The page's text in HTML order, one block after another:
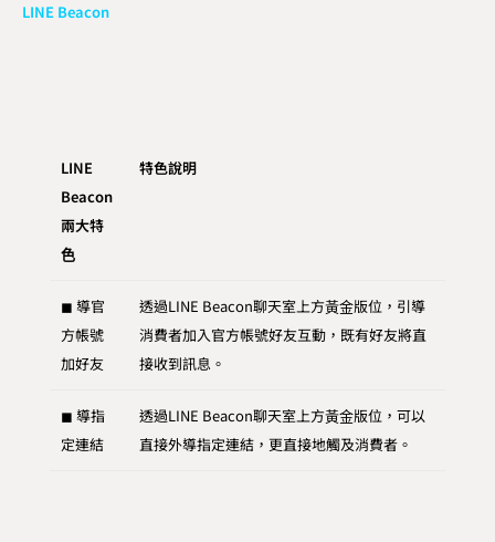
LINE Beacon
LINE
Beacon
兩⼤特
⾊
特色說明
◼ 導官
⽅帳號
加好友
透過LINE Beacon聊天室上⽅⿈⾦版位，引導
消費者加入官⽅帳號好友互動，既有好友將直
接收到訊息。
◼ 導指
定連結
透過LINE Beacon聊天室上⽅⿈⾦版位，可以
直接外導指定連結，更直接地觸及消費者。